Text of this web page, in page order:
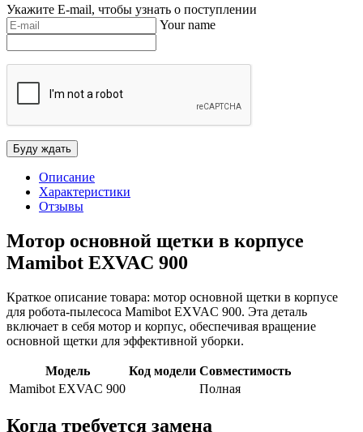
Укажите E-mail, чтобы узнать о поступлении
Your name
Описание
Характеристики
Отзывы
Мотор основной щетки в корпусе
Mamibot EXVAC 900
Краткое описание товара: мотор основной щетки в корпусе
для робота-пылесоса Mamibot EXVAC 900. Эта деталь
включает в себя мотор и корпус, обеспечивая вращение
основной щетки для эффективной уборки.
Модель Код модели Совместимость
Mamibot EXVAC 900
Полная
Когда требуется замена